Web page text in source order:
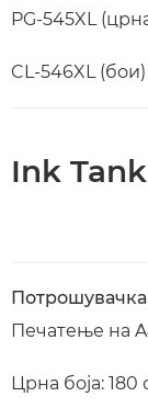
PG-545XL
CL-546XL (бои)
Ink
Потрошувачка
Печатење на
Црна боја: 180